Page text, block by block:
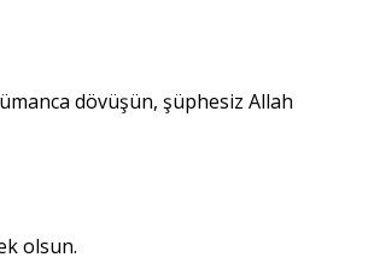
dövüşün, şüphesiz Allah
olsun.